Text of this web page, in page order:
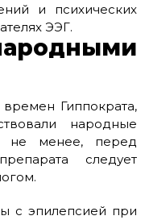
и психических
ЭЭГ.
Гиппократа,
народные
не менее, перед
следует
с эпилепсией при